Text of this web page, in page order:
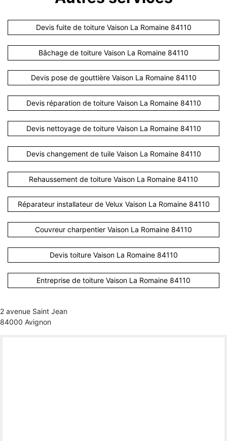
Devis fuite de toiture Vaison La Romaine 84110
Bâchage de toiture Vaison La Romaine 84110
Devis pose de gouttière Vaison La Romaine 84110
Devis réparation de toiture Vaison La Romaine 84110
Devis nettoyage de toiture Vaison La Romaine 84110
Devis changement de tuile Vaison La Romaine 84110
Rehaussement de toiture Vaison La Romaine 84110
Réparateur installateur de Velux Vaison La Romaine 84110
Couvreur charpentier Vaison La Romaine 84110
Devis toiture Vaison La Romaine 84110
Entreprise de toiture Vaison La Romaine 84110
2 avenue Saint Jean
84000 Avignon